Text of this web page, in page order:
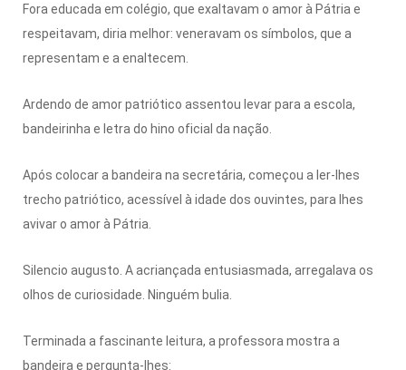
Fora educada em colégio, que exaltavam o amor à Pátria e
respeitavam, diria melhor: veneravam os símbolos, que a
representam e a enaltecem.
Ardendo de amor patriótico assentou levar para a escola,
bandeirinha e letra do hino oficial da nação.
Após colocar a bandeira na secretária, começou a ler-lhes
trecho patriótico, acessível à idade dos ouvintes, para lhes
avivar o amor à Pátria.
Silencio augusto. A acriançada entusiasmada, arregalava os
olhos de curiosidade. Ninguém bulia.
Terminada a fascinante leitura, a professora mostra a
bandeira e pergunta-lhes: